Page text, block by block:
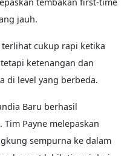
tembakan first-time
jauh.
terlihat cukup rapi ketika
ketenangan dan
di level yang berbeda.
Baru berhasil
Payne melepaskan
sempurna ke dalam